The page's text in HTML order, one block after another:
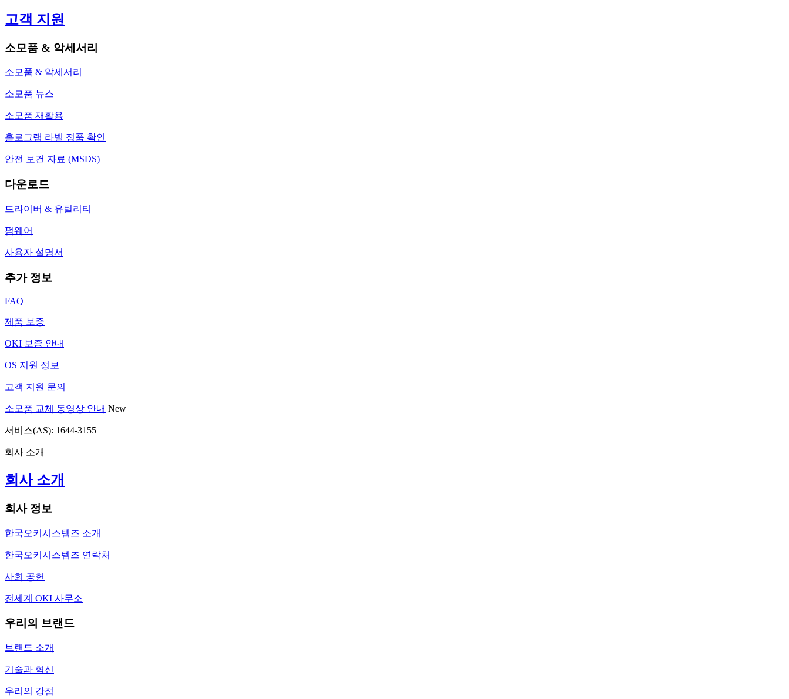
고객 지원
소모품 & 악세서리
소모품 & 악세서리
소모품 뉴스
소모품 재활용
홀로그램 라벨 정품 확인
안전 보건 자료 (MSDS)
다운로드
드라이버 & 유틸리티
펌웨어
사용자 설명서
추가 정보
FAQ
제품 보증
OKI 보증 안내
OS 지원 정보
고객 지원 문의
소모품 교체 동영상 안내 New
서비스(AS): 1644-3155
회사 소개
회사 소개
회사 정보
한국오키시스템즈 소개
한국오키시스템즈 연락처
사회 공헌
전세계 OKI 사무소
우리의 브랜드
브랜드 소개
기술과 혁신
우리의 강점